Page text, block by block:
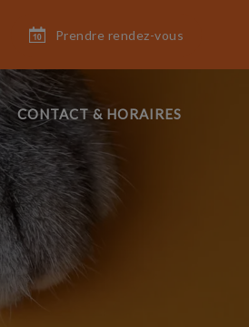
Prendre rendez-vous
CONTACT & HORAIRES